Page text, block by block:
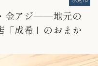
金アジ——地元の
「成希」のおまか